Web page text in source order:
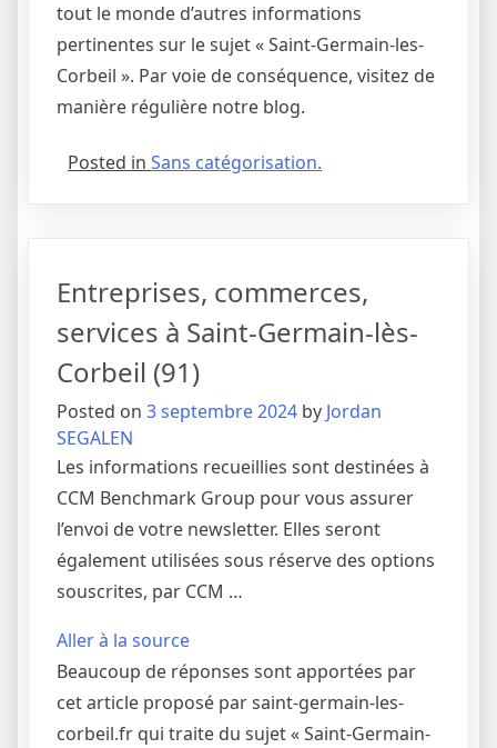
tout le monde d’autres informations
pertinentes sur le sujet « Saint-Germain-les-
Corbeil ». Par voie de conséquence, visitez de
manière régulière notre blog.
Posted in Sans catégorisation.
Entreprises, commerces,
services à Saint-Germain-lès-
Corbeil (91)
Posted on 3 septembre 2024 by Jordan
SEGALEN
Les informations recueillies sont destinées à
CCM Benchmark Group pour vous assurer
l’envoi de votre newsletter. Elles seront
également utilisées sous réserve des options
souscrites, par CCM …
Aller à la source
Beaucoup de réponses sont apportées par
cet article proposé par saint-germain-les-
corbeil.fr qui traite du sujet « Saint-Germain-